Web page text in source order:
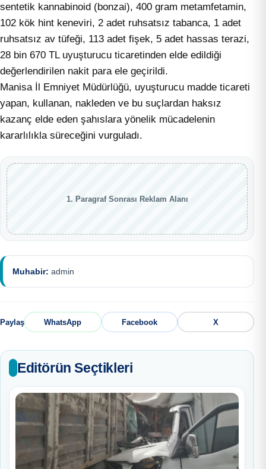
sentetik kannabinoid (bonzai), 400 gram metamfetamin,
102 kök hint keneviri, 2 adet ruhsatsız tabanca, 1 adet
ruhsatsız av tüfeği, 113 adet fişek, 5 adet hassas terazi,
28 bin 670 TL uyuşturucu ticaretinden elde edildiği
değerlendirilen nakit para ele geçirildi.
Manisa İl Emniyet Müdürlüğü, uyuşturucu madde ticareti
yapan, kullanan, nakleden ve bu suçlardan haksız
kazanç elde eden şahıslara yönelik mücadelenin
kararlılıkla süreceğini vurguladı.
1. Paragraf Sonrası Reklam Alanı
Muhabir: admin
Paylaş WhatsApp Facebook X
Editörün Seçtikleri